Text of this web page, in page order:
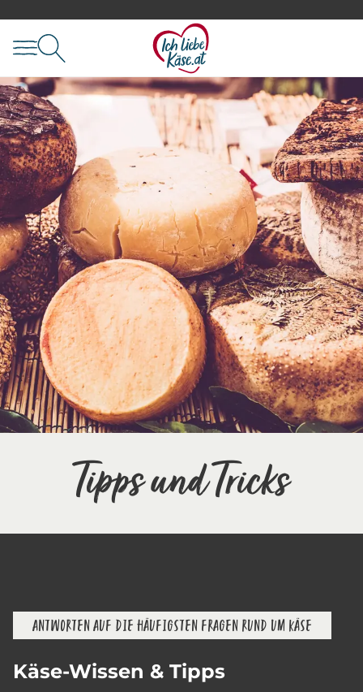
Tipps und Tricks
ANTWORTEN AUF DIE HÄUFIGSTEN FRAGEN RUND UM KÄSE
Käse-Wissen & Tipps